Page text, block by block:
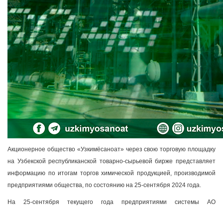
Акционерное общество «Узкимёсаноат» через свою торговую площадку
на Узбекской республиканской товарно-сырьевой бирже представляет
информацию по итогам торгов химической продукцией, производимой
предприятиями общества, по состоянию на 25-сентября 2024 года.
На 25-сентября текущего года предприятиями системы АО